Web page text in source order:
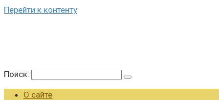
Перейти к контенту
Поиск:
О сайте